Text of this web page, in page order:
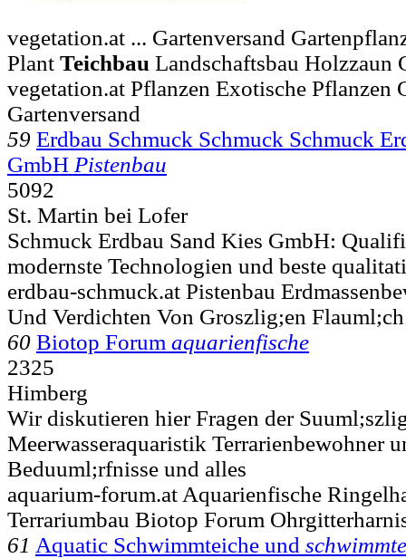
vegetation.at ... Gartenversand
Plant Teichbau Landschaftsbau Holzzaun
vegetation.at Pflanzen Exotische Pflanzen
Gartenversand
59 Erdbau Schmuck Schmuck Schmuck
GmbH Pistenbau
5092
St. Martin bei Lofer
Schmuck Erdbau Sand Kies GmbH:
modernste Technologien und beste
erdbau-schmuck.at Pistenbau
Und Verdichten Von Groszlig;en Flauml;ch
60 Biotop Forum aquarienfische
2325
Himberg
Wir diskutieren hier Fragen der
Meerwasseraquaristik Terrarienbewohner
Beduuml;rfnisse und alles
aquarium-forum.at Aquarienfische
Terrariumbau Biotop Forum
61 Aquatic Schwimmteiche und